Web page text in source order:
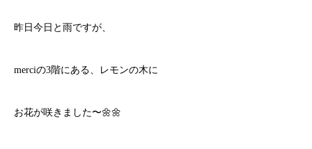
昨日今日と雨ですが、
merciの3階にある、レモンの木に
お花が咲きました〜🌼🌼